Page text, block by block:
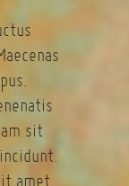
sit
amet